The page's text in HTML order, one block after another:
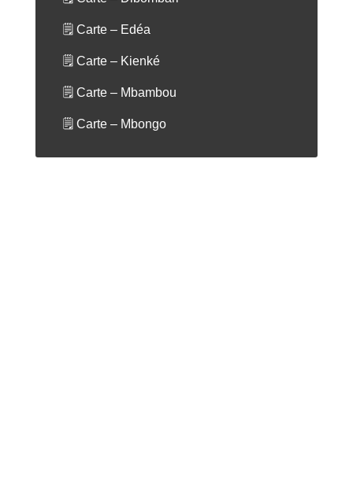
🗒 Carte – Edéa
🗒 Carte – Kienké
🗒 Carte – Mbambou
🗒 Carte – Mbongo